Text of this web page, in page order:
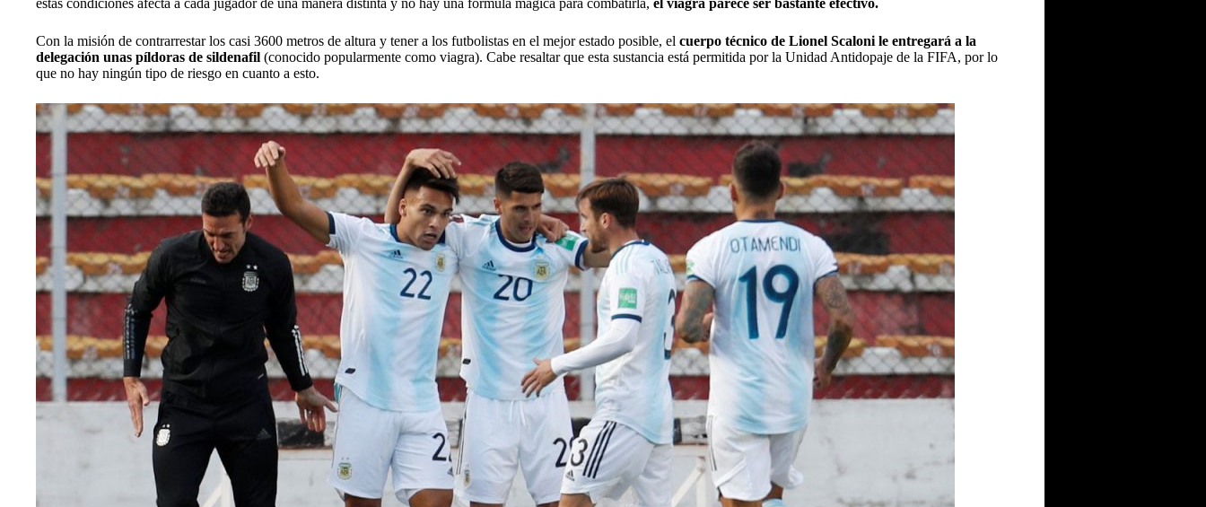
Con la misión de contrarrestar los casi 3600 metros de altura y tener a los futbolistas en el mejor estado posible, el cuerpo técnico de Lionel Scaloni le entregará a la
delegación unas píldoras de sildenafil (conocido popularmente como viagra). Cabe resaltar que esta sustancia está permitida por la Unidad Antidopaje de la FIFA, por lo
que no hay ningún tipo de riesgo en cuanto a esto.